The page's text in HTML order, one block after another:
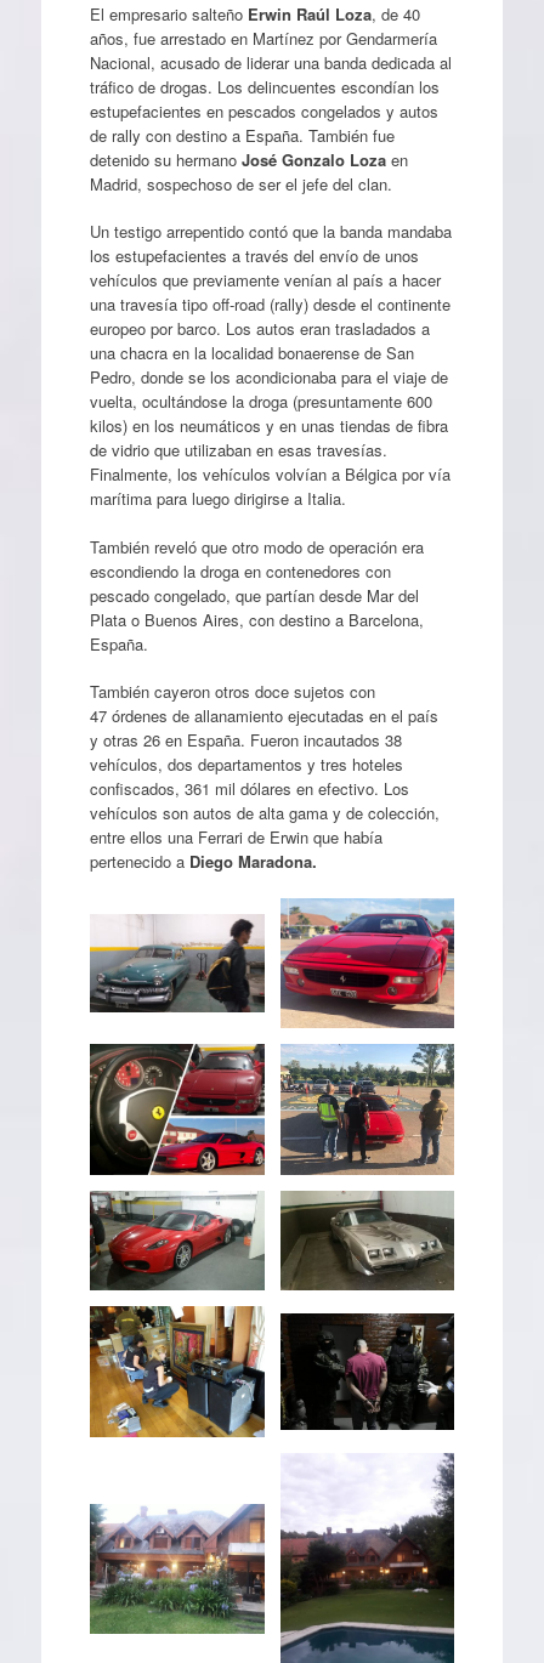
El empresario salteño Erwin Raúl Loza, de 40
años, fue arrestado en Martínez por Gendarmería
Nacional, acusado de liderar una banda dedicada al
tráfico de drogas. Los delincuentes escondían los
estupefacientes en pescados congelados y autos
de rally con destino a España. También fue
detenido su hermano José Gonzalo Lozaen
Madrid, sospechoso de ser el jefe del clan.
Un testigo arrepentido contó que la banda mandaba
los estupefacientes a través del envío de unos
vehículos que previamente venían al país a hacer
una travesía tipo off-road (rally) desde el continente
europeo por barco. Los autos eran trasladados a
una chacra en la localidad bonaerense de San
Pedro, donde se los acondicionaba para el viaje de
vuelta, ocultándose la droga (presuntamente 600
kilos) en los neumáticos y en unas tiendas de fibra
de vidrio que utilizaban en esas travesías.
Finalmente, los vehículos volvían a Bélgica por vía
marítima para luego dirigirse a Italia.
También reveló que otro modo de operación era
escondiendo la droga en contenedores con
pescado congelado, que partían desde Mar del
Plata o Buenos Aires, con destino a Barcelona,
España.
También cayeron otros doce sujetos con
47 órdenes de allanamiento ejecutadas en el país
y otras 26 en España. Fueron incautados 38
vehículos, dos departamentos y tres hoteles
confiscados, 361 mil dólares en efectivo. Los
vehículos son autos de alta gama y de colección,
entre ellos una Ferrari de Erwin que había
pertenecido aDiego Maradona.